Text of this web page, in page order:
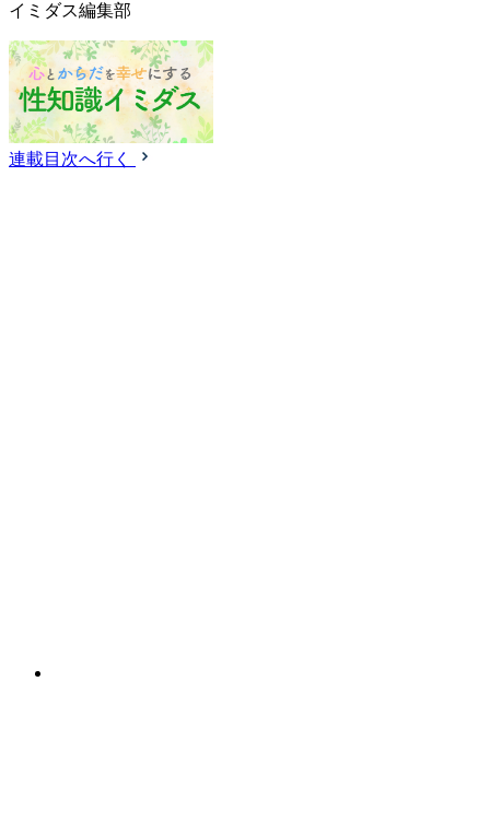
イミダス編集部
連載目次へ行く